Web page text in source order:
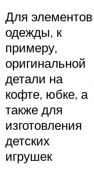
Для элементов
одежды, к
примеру,
оригинальной
детали на
кофте, юбке, а
также для
изготовления
детских
игрушек